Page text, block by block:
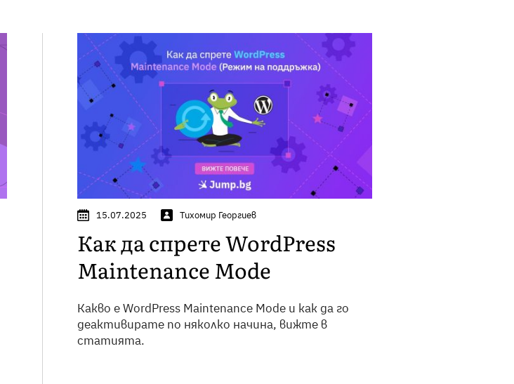
15.07.2025 Тихомир Георгиев
Как да спрете WordPress
Maintenance Mode
Какво е WordPress Maintenance Mode и как да го
деактивирате по няколко начина, вижте в
статията.